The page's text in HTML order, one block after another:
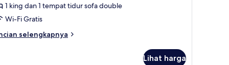
1 king dan 1 tempat tidur sofa double
Wi-Fi Gratis
selengkapnya
Lihat harga